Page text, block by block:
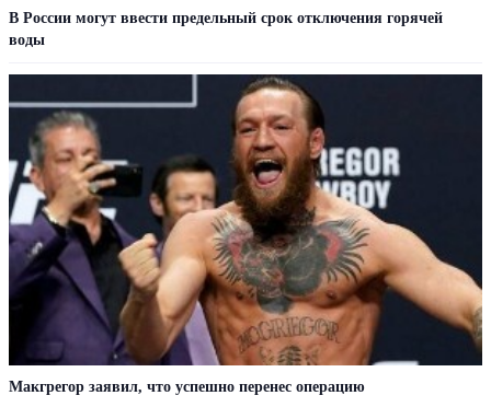
В России могут ввести предельный срок отключения горячей
воды
Макгрегор заявил, что успешно перенес операцию